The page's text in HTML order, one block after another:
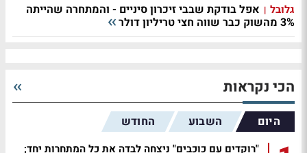
גלובל | אפל בודקת שבבי זיכרון סיניים - והמתחרה שהייתה
3% מהשוק כבר שווה חצי טריליון דולר
שוק ההון
מאכזבת בתחזית להמשך
גלובל |
מקבילה; מניות השבבים עולות
הכי נקראות
היום השבוע החודש
"רוקדים עם כוכבים" ניצחה לבדה את כל המתחרות יחד;